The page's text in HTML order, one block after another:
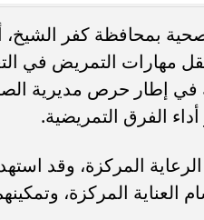
بمحافظة كفر
مهارات التمريض في
في إطار حرص مديرية
الفرق التمريضية.
العناية المركزة،